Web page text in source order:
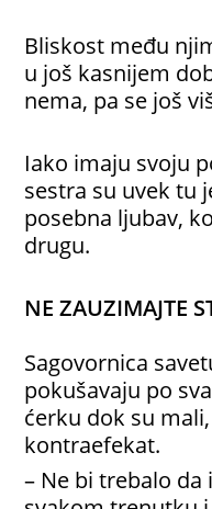
Bliskost među
u još kasnijem
nema, pa se još
Iako imaju svoju
sestra su uvek tu
posebna ljubav,
drugu.
NE ZAUZIMAJTE
Sagovornica
pokušavaju po
ćerku dok su
kontraefekat.
– Ne bi trebalo da